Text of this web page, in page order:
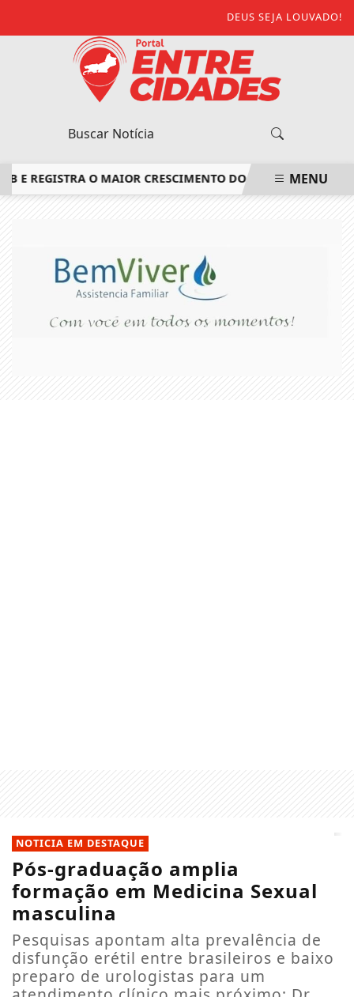
DEUS SEJA LOUVADO!
O MAIOR CRESCIMENTO DO ESTADO DO RIO DE
MENU
NOTICIA EM DESTAQUE
Pós-graduação amplia
formação em Medicina Sexual
masculina
Pesquisas apontam alta prevalência de
disfunção erétil entre brasileiros e baixo
preparo de urologistas para um